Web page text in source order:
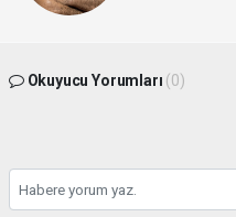
Okuyucu Yorumları (0)